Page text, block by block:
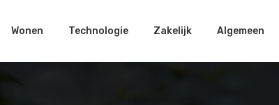
Wonen Technologie Zakelijk Algemeen